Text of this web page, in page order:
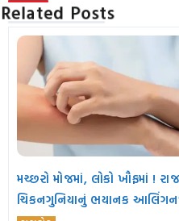
Related Posts
મચ્છરો મોજમાં, લોકો ખૌફમાં !
ચિકનગુનિયાનું ભયાનક